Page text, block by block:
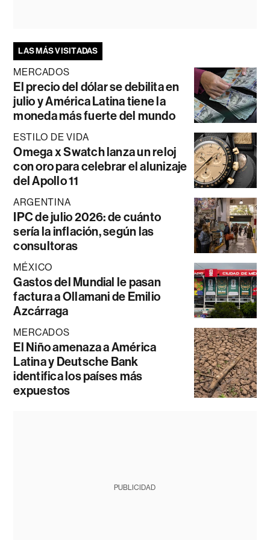
LAS MÁS VISITADAS
MERCADOS
El precio del dólar se debilita en
julio y América Latina tiene la
moneda más fuerte del mundo
ESTILO DE VIDA
Omega x Swatch lanza un reloj
con oro para celebrar el alunizaje
del Apollo 11
ARGENTINA
IPC de julio 2026: de cuánto
sería la inflación, según las
consultoras
MÉXICO
Gastos del Mundial le pasan
factura a Ollamani de Emilio
Azcárraga
MERCADOS
El Niño amenaza a América
Latina y Deutsche Bank
identifica los países más
expuestos
PUBLICIDAD